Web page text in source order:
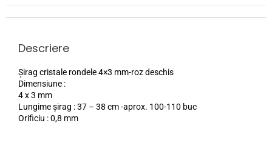
Descriere
Șirag cristale rondele 4×3 mm-roz deschis
Dimensiune :
4 x 3 mm
Lungime șirag : 37 – 38 cm -aprox. 100-110 buc
Orificiu : 0,8 mm